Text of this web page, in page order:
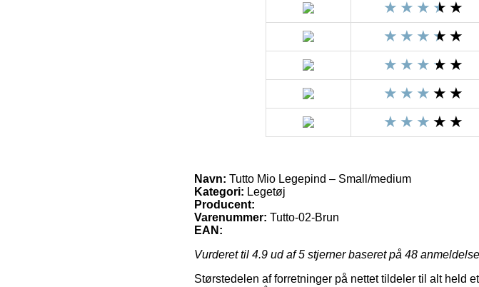
Navn: Tutto Mio Legepind – Small/medium
Kategori: Legetøj
Producent:
Varenummer: Tutto-02-Brun
EAN:
Vurderet til 4.9 ud af 5 stjerner baseret på 48
Størstedelen af forretninger på nettet tildeler til alt held